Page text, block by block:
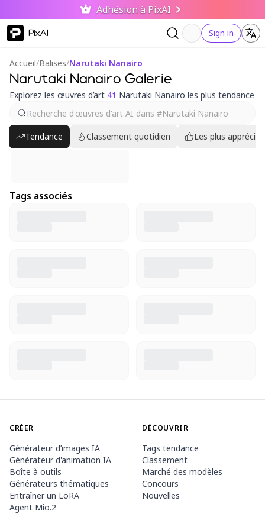
Adhésion à PixAI
PixAI Sign in
Accueil/Balises/Narutaki Nanairo
Narutaki Nanairo Galerie
Explorez les œuvres d’art 41 Narutaki Nanairo les plus tendance
Tendance Classement quotidien Les plus appréciés
Tags associés
CRÉER
Générateur d’images IA
Générateur d'animation IA
Boîte à outils
Générateurs thématiques
Entraîner un LoRA
Agent Mio.2
DÉCOUVRIR
Tags tendance
Classement
Marché des modèles
Concours
Nouvelles